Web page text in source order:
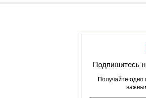
Подпишитесь
Получайте одно